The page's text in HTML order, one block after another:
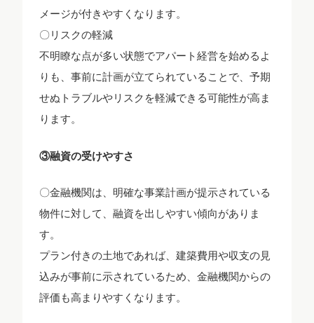
メージが付きやすくなります。
〇リスクの軽減
不明瞭な点が多い状態でアパート経営を始めるよ
りも、事前に計画が立てられていることで、予期
せぬトラブルやリスクを軽減できる可能性が高ま
ります。
③融資の受けやすさ
〇金融機関は、明確な事業計画が提示されている
物件に対して、融資を出しやすい傾向がありま
す。
プラン付きの土地であれば、建築費用や収支の見
込みが事前に示されているため、金融機関からの
評価も高まりやすくなります。